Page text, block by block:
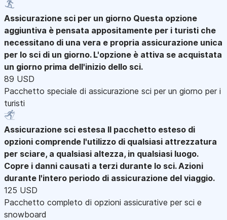
Assicurazione sci per un giorno Questa opzione
aggiuntiva è pensata appositamente per i turisti che
necessitano di una vera e propria assicurazione unica
per lo sci di un giorno. L'opzione è attiva se acquistata
un giorno prima dell'inizio dello sci.
89 USD
Pacchetto speciale di assicurazione sci per un giorno per i
turisti
Assicurazione sci estesa Il pacchetto esteso di
opzioni comprende l'utilizzo di qualsiasi attrezzatura
per sciare, a qualsiasi altezza, in qualsiasi luogo.
Copre i danni causati a terzi durante lo sci. Azioni
durante l'intero periodo di assicurazione del viaggio.
125 USD
Pacchetto completo di opzioni assicurative per sci e
snowboard